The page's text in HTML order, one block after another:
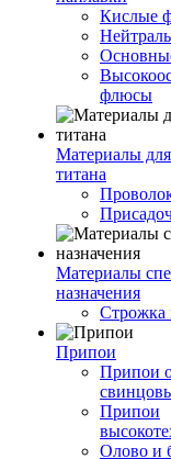
Кислые
флюсы
Материалы
титана
Материалы
назначения
Строжка
Припои
Припои
Припои
Олово и